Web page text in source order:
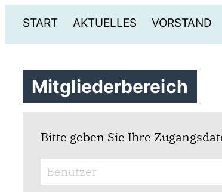
START AKTUELLES VORSTAND
Mitgliederbereich
Bitte geben Sie Ihre